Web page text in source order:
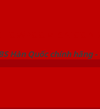
Hàn Quốc chính hãng